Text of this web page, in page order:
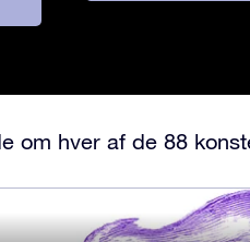
om hver af de 88